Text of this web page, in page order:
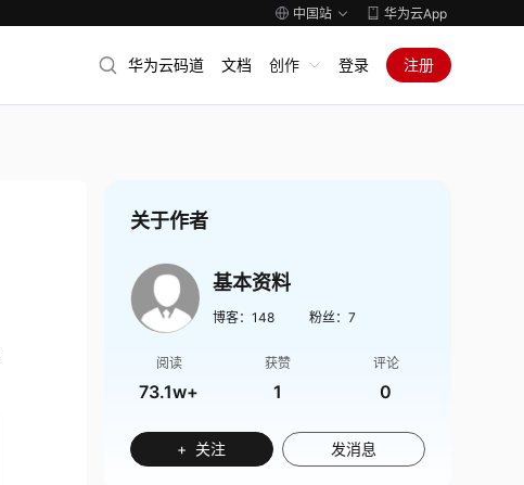
中国站 华为云App
华为云码道 文档 创作 登录 注册
关于作者
基本资料
博客： 148 粉丝： 7
阅读
73.1w+
获赞
1
评论
0
+ 关注 发消息